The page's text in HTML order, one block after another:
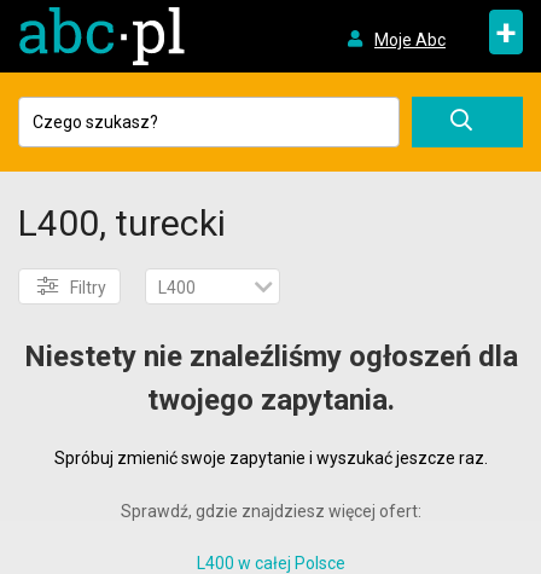
Moje Abc +
L400, turecki
Filtry L400
Niestety nie znaleźliśmy ogłoszeń dla
twojego zapytania.
Spróbuj zmienić swoje zapytanie i wyszukać jeszcze raz.
Sprawdź, gdzie znajdziesz więcej ofert:
L400 w całej Polsce